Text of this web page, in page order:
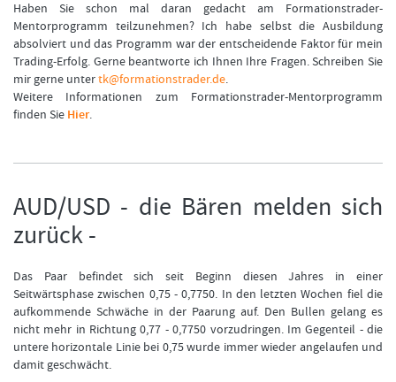
Haben Sie schon mal daran gedacht am Formationstrader-
Mentorprogramm teilzunehmen? Ich habe selbst die Ausbildung
absolviert und das Programm war der entscheidende Faktor für mein
Trading-Erfolg. Gerne beantworte ich Ihnen Ihre Fragen. Schreiben Sie
mir gerne untertk@formationstrader.de.
Weitere Informationen zum Formationstrader-Mentorprogramm
finden Sie Hier.
AUD/USD - die Bären melden sich
zurück -
Das Paar befindet sich seit Beginn diesen Jahres in einer
Seitwärtsphase zwischen 0,75 - 0,7750. In den letzten Wochen fiel die
aufkommende Schwäche in der Paarung auf. Den Bullen gelang es
nicht mehr in Richtung 0,77 - 0,7750 vorzudringen. Im Gegenteil - die
untere horizontale Linie bei 0,75 wurde immer wieder angelaufen und
damit geschwächt.